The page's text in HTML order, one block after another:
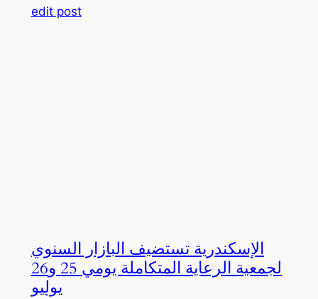
edit post
الإسكندرية تستضيف البازار السنوي
لجمعية الرعاية المتكاملة يومي 25 و26
يوليو